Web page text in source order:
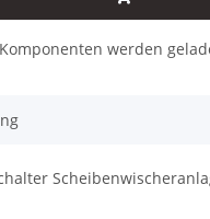
Komponenten werden